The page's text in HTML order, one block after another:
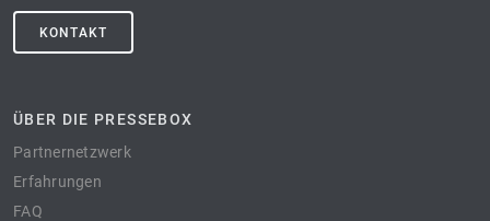
KONTAKT
ÜBER DIE PRESSEBOX
Partnernetzwerk
Erfahrungen
FAQ